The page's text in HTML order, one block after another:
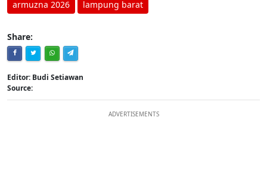
armuzna 2026 lampung barat
Share:
Editor: Budi Setiawan
Source:
ADVERTISEMENTS